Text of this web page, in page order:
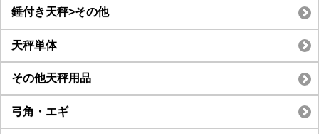
錘付き天秤>その他
天秤単体
その他天秤用品
弓角・エギ